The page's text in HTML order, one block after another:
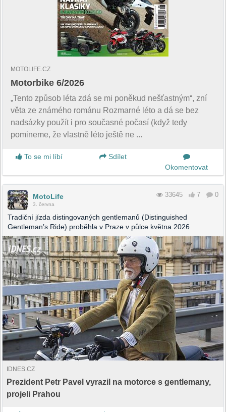
MOTOLIFE.CZ
Motorbike 6/2026
„Tento způsob léta zdá se mi poněkud nešťastným“, zní
věta ze známého románu Rozmarné léto a dá se bez
nadsázky použít i pro současné počasí (když tedy
pomineme, že vlastně léto ještě ne ...
To se mi líbí
Sdílet
Okomentovat
MotoLife
3. června
33645 7 0
Tradiční jízda distingovaných gentlemanů (Distinguished
Gentleman’s Ride) proběhla v Praze v půlce května 2026
IDNES.CZ
Prezident Petr Pavel vyrazil na motorce s gentlemany,
projeli Prahou